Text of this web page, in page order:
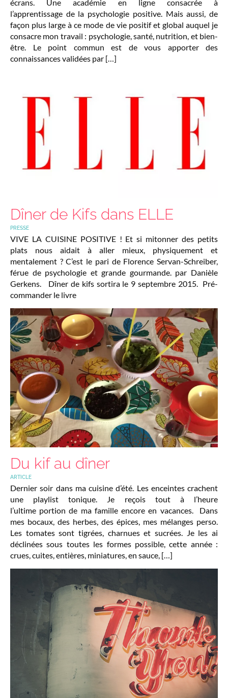
écrans. Une académie en ligne consacrée à
l’apprentissage de la psychologie positive. Mais aussi, de
façon plus large à ce mode de vie positif et global auquel je
consacre mon travail : psychologie, santé, nutrition, et bien-
être. Le point commun est de vous apporter des
connaissances validées par […]
Dîner de Kifs dans ELLE
PRESSE
VIVE LA CUISINE POSITIVE ! Et si mitonner des petits
plats nous aidait à aller mieux, physiquement et
mentalement ? C’est le pari de Florence Servan-Schreiber,
férue de psychologie et grande gourmande. par Danièle
Gerkens. Dîner de kifs sortira le 9 septembre 2015. Pré-
commander le livre
Du kif au dîner
ARTICLE
Dernier soir dans ma cuisine d’été. Les enceintes crachent
une playlist tonique. Je reçois tout à l’heure
l’ultime portion de ma famille encore en vacances. Dans
mes bocaux, des herbes, des épices, mes mélanges perso.
Les tomates sont tigrées, charnues et sucrées. Je les ai
déclinées sous toutes les formes possible, cette année :
crues, cuites, entières, miniatures, en sauce, […]